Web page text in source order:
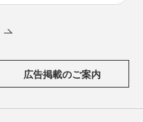
広告掲載のご案内